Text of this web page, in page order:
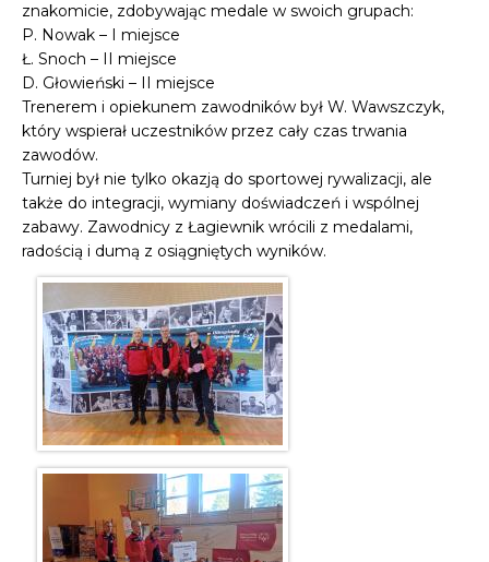
znakomicie, zdobywając medale w swoich grupach:
P. Nowak – I miejsce
Ł. Snoch – II miejsce
D. Głowieński – II miejsce
Trenerem i opiekunem zawodników był W. Wawszczyk,
który wspierał uczestników przez cały czas trwania
zawodów.
Turniej był nie tylko okazją do sportowej rywalizacji, ale
także do integracji, wymiany doświadczeń i wspólnej
zabawy. Zawodnicy z Łagiewnik wrócili z medalami,
radością i dumą z osiągniętych wyników.